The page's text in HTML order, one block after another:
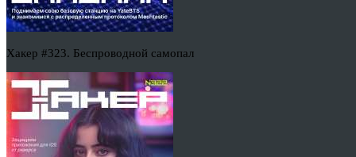
Хакер #323. Беспроводной самопал